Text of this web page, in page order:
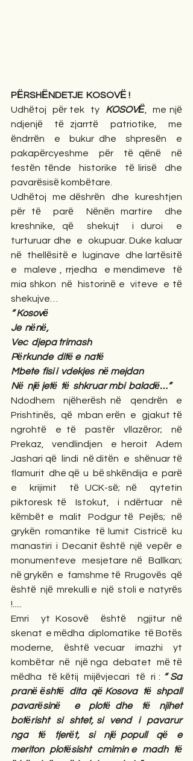
PЁRSHЁNDETJE  KOSOVЁ !
Udhёtoj  pёr tek  ty KOSOVЁ,  me njё
ndjenjё  tё zjarrtё  patriotike,  me
ёndrrёn  e  bukur dhe  shpresёn  e
pakapёrcyeshme  pёr  tё qёnё  nё
festёn tёnde  historike  tё lirisё  dhe
pavarёsisё kombёtare.
Udhёtoj  me dёshrёn  dhe  kureshtjen
pёr tё  parё  Nёnёn martire  dhe
kreshnike, qё  shekujt  i duroi  e
turturuar dhe  e  okupuar. Duke kaluar
nё  thellёsitё e  luginave  dhe lartёsitё
e  maleve , rrjedha  e mendimeve  tё
mia shkon  nё  historinё e  viteve  e tё
shekujve…
“ Kosovё
Je  nёnё,
Vec  djepa trimash
Pёrkunde  ditё e  natё
Mbete  fisi i  vdekjes  nё mejdan
Nё  njё jetё  tё  shkruar mbi  baladё…”
Ndodhem  njёherёsh nё  qendrёn  e
Prishtinёs,  qё  mban erёn  e  gjakut tё
ngrohtё  e tё  pastёr  vllazёror;  nё
Prekaz,  vendlindjen  e heroit  Adem
Jashari qё  lindi  nё ditёn  e  shёnuar tё
flamurit  dhe qё  u  bё shkёndija  e  parё
e  krijimit  tё UCK-sё; nё  qytetin
piktoresk tё  Istokut,  i ndёrtuar  nё
kёmbёt e  malit  Podgur tё  Pejёs;  nё
grykёn  romantike  tё lumit  Cistricё  ku
manastiri  i  Decanit ёshtё  njё  vepёr  e
monumenteve  mesjetare nё  Ballkan;
nё grykёn  e  famshme tё  Rrugovёs  qё
ёshtё  njё  mrekulli e  njё  stoli e  natyrёs
!.....
Emri  yt Kosovё  ёshtё  ngjitur nё
skenat  e mёdha  diplomatike  tё Botёs
moderne,  ёshtё vecuar  imazhi  yt
kombёtar  nё  njё nga  debatet  mё tё
mёdha  tё kёtij  mijёvjecari  tё  ri : “ Sa
pranё ёshtё  dita  qё Kosova  tё  shpall
pavarёsinё   e  plotё dhe  tё  njihet
botёrisht  si  shtet, si  vend  i  pavarur
nga  tё  tjerёt,  si  njё popull  qё  e
meriton  plotёsisht  cmimin e  madh  tё